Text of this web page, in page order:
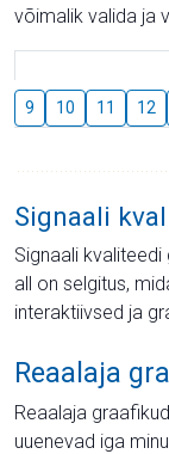
võimalik valida ja
9 10 11 12
Signaali
Signaali
all on selgitus,
interaktiivsed ja
Reaalaja
Reaalaja
uuenevad iga